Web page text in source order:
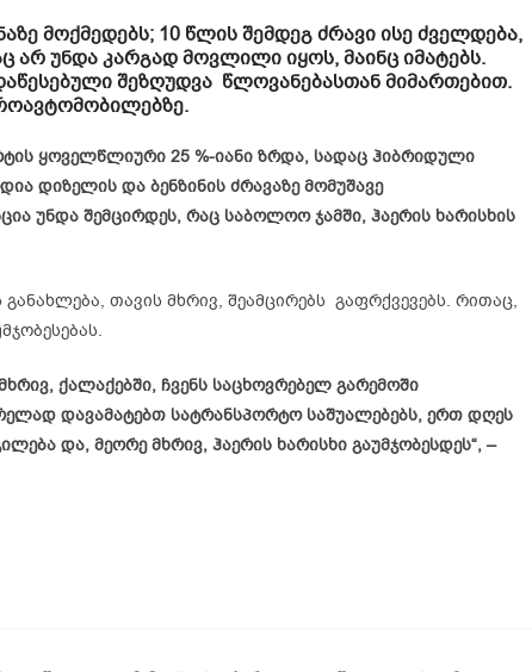
მოქმედებს; 10 წლის შემდეგ ძრავი ისე ძველდება,
არ უნდა კარგად მოვლილი იყოს, მაინც იმატებს.
შეზღუდვა წლოვანებასთან მიმართებით.
ყოველწლიური 25 %-იანი ზრდა, სადაც ჰიბრიდული
დიზელის და ბენზინის ძრავაზე მომუშავე
უნდა შემცირდეს, რაც საბოლოო ჯამში, ჰაერის ხარისხის
თავის მხრივ, შეამცირებს გაფრქვევებს. რითაც,
ქალაქებში, ჩვენს საცხოვრებელ გარემოში
დავამატებთ სატრანსპორტო საშუალებებს, ერთ დღეს
და, მეორე მხრივ, ჰაერის ხარისხი გაუმჯობესდეს“, –